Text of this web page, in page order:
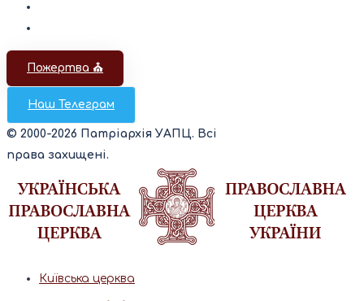
Пожертва ⛪️
Наш Телеграм
© 2000-2026 Патріархія УАПЦ. Всі
права захищені.
Київська церква